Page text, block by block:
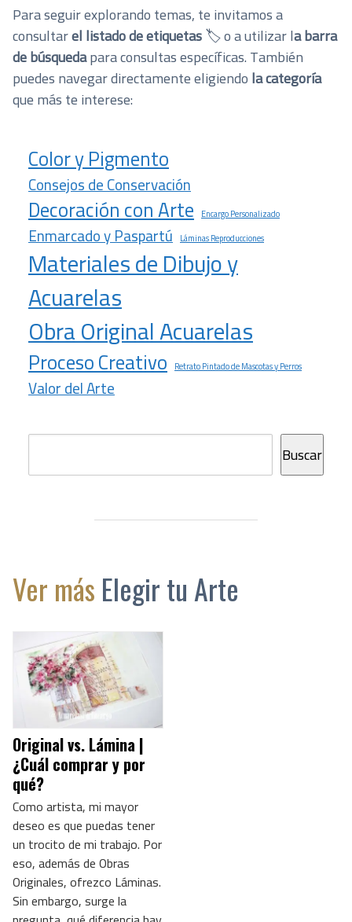
Para seguir explorando temas, te invitamos a
consultarel listado de etiquetas🏷️ o a utilizar la barra
de búsquedapara consultas específicas. También
puedes navegar directamente eligiendola categoría
que más te interese:
Color y Pigmento
Consejos de Conservación
Decoración con Arte Encargo Personalizado
Enmarcado y Paspartú Láminas Reproducciones
Materiales de Dibujo y
Acuarelas
Obra Original Acuarelas
Proceso Creativo Retrato Pintado de Mascotas y Perros
Valor del Arte
Buscar Buscar
Ver más Elegir tu Arte
Original vs. Lámina |
¿Cuál comprar y por
qué?
Como artista, mi mayor
deseo es que puedas tener
un trocito de mi trabajo. Por
eso, además de Obras
Originales, ofrezco Láminas.
Sin embargo, surge la